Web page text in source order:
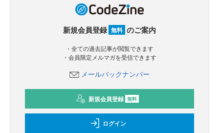
新規会員登録 無料 のご案内
・全ての過去記事が閲覧できます
・会員限定メルマガを受信できます
メールバックナンバー
新規会員登録 無料
ログイン